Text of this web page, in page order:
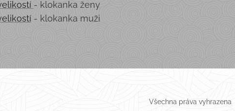
- klokanka ženy
- klokanka muži
Všechna práva vyhrazena